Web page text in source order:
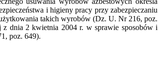
i higieny pracy przy zabezpieczaniu
takich wyrobów (Dz. U. Nr 216, poz.
z dnia 2 kwietnia 2004 r. w sprawie sposobów i
poz. 649).